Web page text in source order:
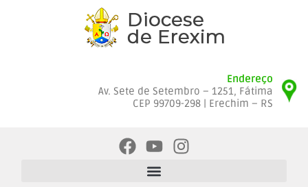
Endereço
Av. Sete de Setembro – 1251, Fátima
CEP 99709-298 | Erechim – RS